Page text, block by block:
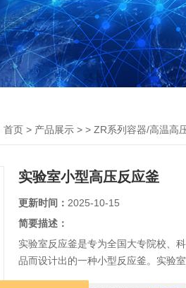
首页 > 产品展示 > > ZR系列容器/高温高
实验室小型高压反应釜
更新时间： 2025-10-15
简要描述：
实验室反应釜是专为全国大专院校、
品而设计出的一种小型反应釜。实验